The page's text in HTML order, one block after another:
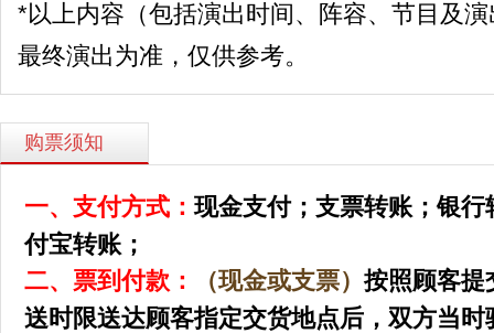
*以上内容（包括演出时间、阵容、节目及
最终演出为准，仅供参考。
购票须知
一、支付方式：现金支付； 支票转账；银行
付宝转账；
二、票到付款：
（现金或支票） 按照顾客提
送时限送达顾客指定交货地点后，双方当时